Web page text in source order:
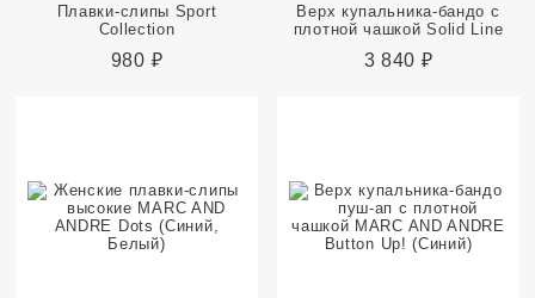
Плавки-слипы Sport
Collection
980 ₽
Верх купальника-бандо с
плотной чашкой Solid Line
3 840 ₽